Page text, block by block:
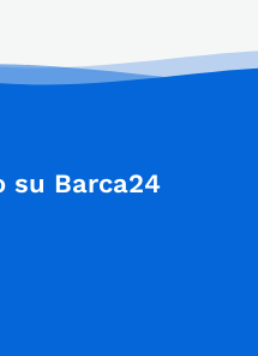
su Barca24